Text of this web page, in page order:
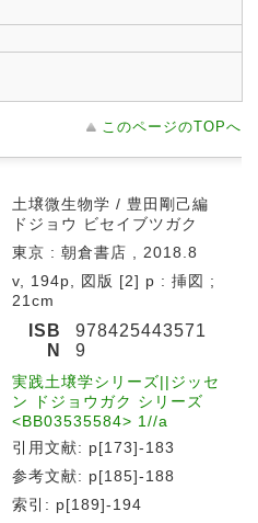
このページのTOPへ
土壌微生物学 / 豊田剛己編
ドジョウ ビセイブツガク
東京 : 朝倉書店 , 2018.8
v, 194p, 図版 [2] p : 挿図 ;
21cm
ISB
N
978425443571
9
実践土壌学シリーズ||ジッセ
ン ドジョウガク シリーズ
<BB03535584> 1//a
引用文献: p[173]-183
参考文献: p[185]-188
索引: p[189]-194